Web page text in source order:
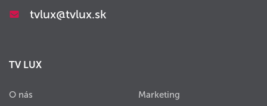
tvlux@tvlux.sk
TV LUX
O nás Marketing